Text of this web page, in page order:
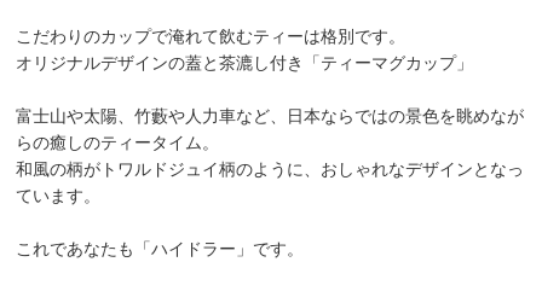
こだわりのカップで淹れて飲むティーは格別です。
オリジナルデザインの蓋と茶漉し付き「ティーマグカップ」
富士山や太陽、竹藪や人力車など、日本ならではの景色を眺めなが
らの癒しのティータイム。
和風の柄がトワルドジュイ柄のように、おしゃれなデザインとなっ
ています。
これであなたも「ハイドラー」です。